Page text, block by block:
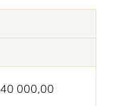
40 000,00